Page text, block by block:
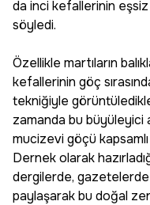
da inci kefallerinin eşsiz
söyledi.
Özellikle martıların
kefallerinin göç
tekniğiyle
zamanda bu büyüleyici
mucizevi göçü
Dernek olarak
dergilerde, gazetelerde
paylaşarak bu doğal